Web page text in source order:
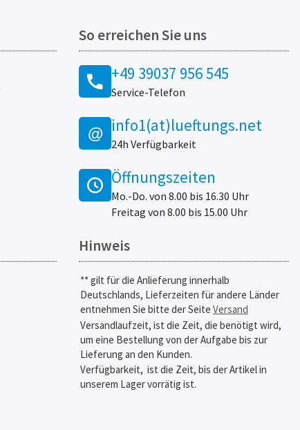
So erreichen Sie uns
+49 39037 956 545
Service-Telefon
@ info1(at)lueftungs.net
24h Verfügbarkeit
Öffnungszeiten
Mo.-Do. von 8.00 bis 16.30 Uhr
Freitag von 8.00 bis 15.00 Uhr
Hinweis
** gilt für die Anlieferung innerhalb
Deutschlands, Lieferzeiten für andere Länder
entnehmen Sie bitte der Seite Versand
Versandlaufzeit, ist die Zeit, die benötigt wird,
um eine Bestellung von der Aufgabe bis zur
Lieferung an den Kunden.
Verfügbarkeit, ist die Zeit, bis der Artikel in
unserem Lager vorrätig ist.